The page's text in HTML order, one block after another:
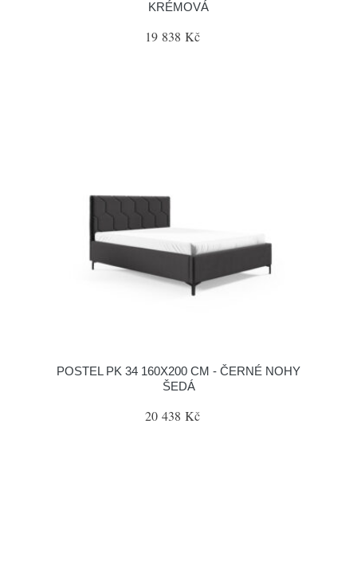
KRÉMOVÁ
19 838 Kč
POSTEL PK 34 160X200 CM - ČERNÉ NOHY
ŠEDÁ
20 438 Kč